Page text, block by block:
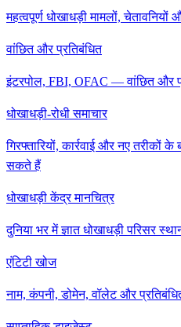
महत्वपूर्ण धोखाधड़ी मामलों,
वांछित और प्रतिबंधित
इंटरपोल, FBI, OFAC — वांछित और
धोखाधड़ी-रोधी समाचार
गिरफ्तारियों, कार्रवाई और नए
सकते हैं
धोखाधड़ी केंद्र मानचित्र
दुनिया भर में ज्ञात धोखाधड़ी परिसर
एंटिटी खोज
नाम, कंपनी, डोमेन, वॉलेट और